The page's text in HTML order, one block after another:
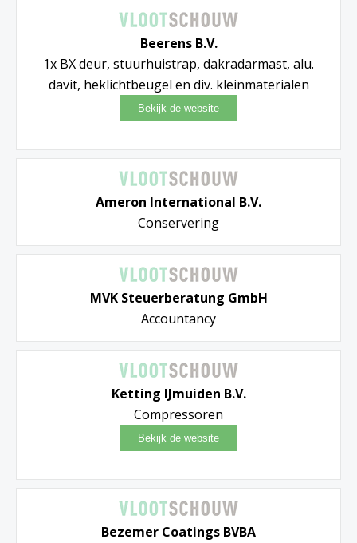
Beerens B.V.
1x BX deur, stuurhuistrap, dakradarmast, alu.
davit, heklichtbeugel en div. kleinmaterialen
Ameron International B.V.
Conservering
MVK Steuerberatung GmbH
Accountancy
Ketting IJmuiden B.V.
Compressoren
Bezemer Coatings BVBA